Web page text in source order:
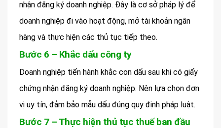
nhận đăng ký doanh nghiệp. Đây là cơ sở pháp lý để
doanh nghiệp đi vào hoạt động, mở tài khoản ngân
hàng và thực hiện các thủ tục tiếp theo.
Bước 6 – Khắc dấu công ty
Doanh nghiệp tiến hành khắc con dấu sau khi có giấy
chứng nhận đăng ký doanh nghiệp. Nên lựa chọn đơn
vị uy tín, đảm bảo mẫu dấu đúng quy định pháp luật.
Bước 7 – Thực hiện thủ tục thuế ban đầu